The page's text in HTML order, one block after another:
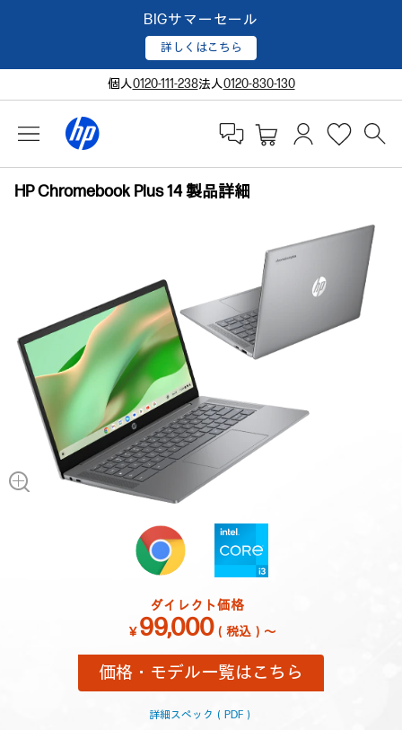
BIGサマーセール
詳しくはこちら
個人0120-111-238法人0120-830-130
HP Chromebook Plus 14 製品詳細
ダイレクト価格
￥99,000（税込）～
価格・モデル一覧はこちら
詳細スペック（PDF）